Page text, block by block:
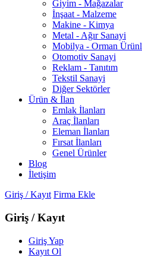
Giyim - Mağazalar
İnşaat - Malzeme
Makine - Kimya
Metal - Ağır Sanayi
Mobilya - Orman
Otomotiv Sanayi
Reklam - Tanıtım
Tekstil Sanayi
Diğer Sektörler
Ürün & İlan
Emlak İlanları
Araç İlanları
Eleman İlanları
Fırsat İlanları
Genel Ürünler
Blog
İletişim
Giriş / Kayıt Firma Ekle
Giriş / Kayıt
Giriş Yap
Kayıt Ol